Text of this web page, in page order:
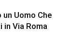
Uomo Che
in Via Roma